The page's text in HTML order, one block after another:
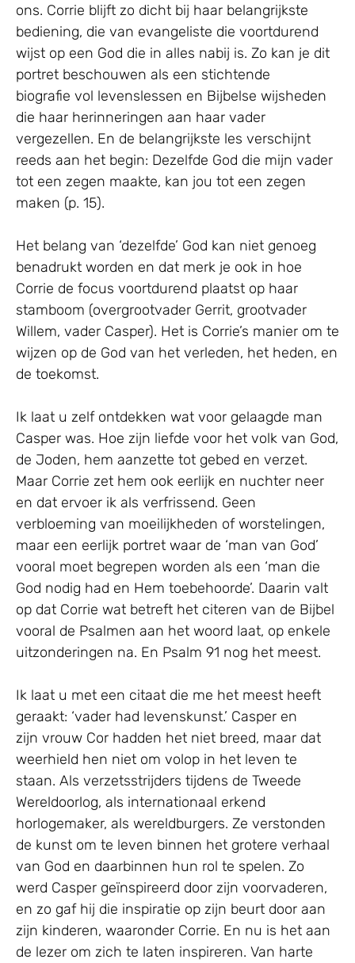
ons. Corrie blijft zo dicht bij haar belangrijkste
bediening, die van evangeliste die voortdurend
wijst op een God die in alles nabij is. Zo kan je dit
portret beschouwen als een stichtende
biografie vol levenslessen en Bijbelse wijsheden
die haar herinneringen aan haar vader
vergezellen. En de belangrijkste les verschijnt
reeds aan het begin: Dezelfde God die mijn vader
tot een zegen maakte, kan jou tot een zegen
maken (p. 15).
Het belang van ‘dezelfde’ God kan niet genoeg
benadrukt worden en dat merk je ook in hoe
Corrie de focus voortdurend plaatst op haar
stamboom (overgrootvader Gerrit, grootvader
Willem, vader Casper). Het is Corrie’s manier om te
wijzen op de God van het verleden, het heden, en
de toekomst.
Ik laat u zelf ontdekken wat voor gelaagde man
Casper was. Hoe zijn liefde voor het volk van God,
de Joden, hem aanzette tot gebed en verzet.
Maar Corrie zet hem ook eerlijk en nuchter neer
en dat ervoer ik als verfrissend. Geen
verbloeming van moeilijkheden of worstelingen,
maar een eerlijk portret waar de ‘man van God’
vooral moet begrepen worden als een ‘man die
God nodig had en Hem toebehoorde’. Daarin valt
op dat Corrie wat betreft het citeren van de Bijbel
vooral de Psalmen aan het woord laat, op enkele
uitzonderingen na. En Psalm 91 nog het meest.
Ik laat u met een citaat die me het meest heeft
geraakt: ‘vader had levenskunst.’ Casper en
zijn vrouw Cor hadden het niet breed, maar dat
weerhield hen niet om volop in het leven te
staan. Als verzetsstrijders tijdens de Tweede
Wereldoorlog, als internationaal erkend
horlogemaker, als wereldburgers. Ze verstonden
de kunst om te leven binnen het grotere verhaal
van God en daarbinnen hun rol te spelen. Zo
werd Casper geïnspireerd door zijn voorvaderen,
en zo gaf hij die inspiratie op zijn beurt door aan
zijn kinderen, waaronder Corrie. En nu is het aan
de lezer om zich te laten inspireren. Van harte